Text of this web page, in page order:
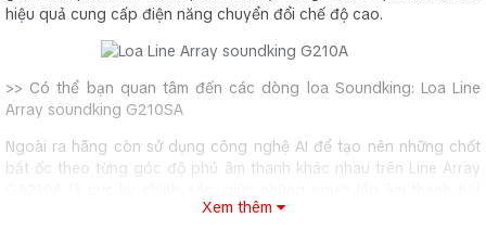
hiệu quả cung cấp điện năng chuyển đổi chế độ cao.
>> Có thể bạn quan tâm đến các dòng loa Soundking: Loa Line
Array soundking G210SA
Ngoài ra hãng còn sử dụng công nghệ AI để tạo nên những chốt
bắt ốc theo từng góc độ phủ âm thanh khác nhau trên Line Array
kiệm được thời gian lắp đặt và tính toán góc phủ âm thanh.
Xem thêm